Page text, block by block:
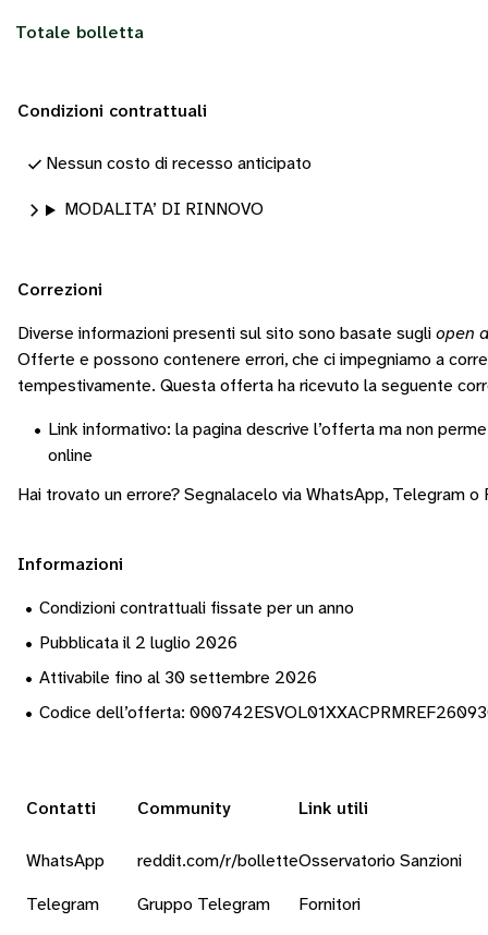
Totale bolletta
Condizioni contrattuali
Nessun costo di recesso anticipato
MODALITA’ DI RINNOVO
Correzioni
Diverse informazioni presenti sul sito sono basate sugli open
Offerte e possono contenere errori, che ci impegniamo a
tempestivamente. Questa offerta ha ricevuto la seguente
• Link informativo: la pagina descrive l’offerta ma non
online
Hai trovato un errore? Segnalacelo via WhatsApp, Telegram o
Informazioni
• Condizioni contrattuali fissate per un anno
• Pubblicata il 2 luglio 2026
• Attivabile fino al 30 settembre 2026
• Codice dell’offerta:
Contatti
WhatsApp
Telegram
Community
reddit.com/r/bollette
Gruppo Telegram
Link utili
Osservatorio Sanzioni
Fornitori